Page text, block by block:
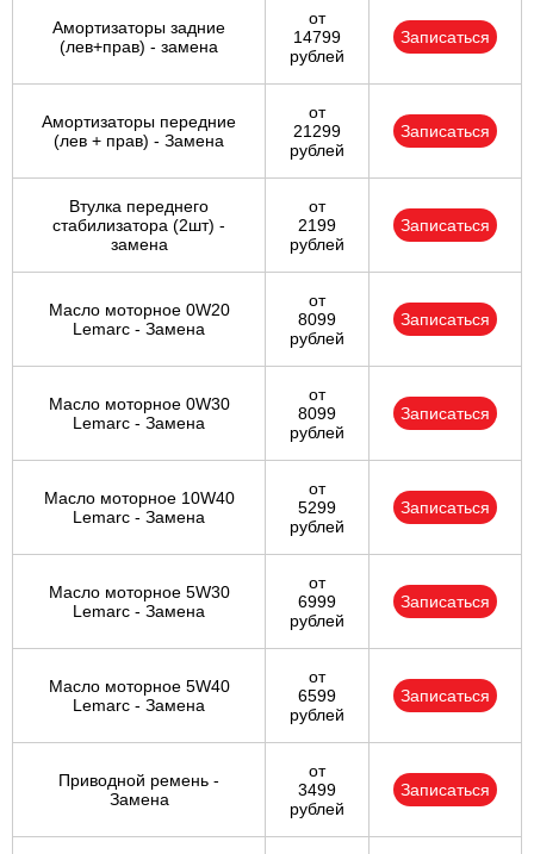
Амортизаторы задние
(лев+прав) - замена
от
14799
рублей
Записаться
Амортизаторы передние
(лев + прав) - Замена
от
21299
рублей
Записаться
Втулка переднего
стабилизатора (2шт) -
замена
от
2199
рублей
Записаться
Масло моторное 0W20
Lemarc - Замена
от
8099
рублей
Записаться
Масло моторное 0W30
Lemarc - Замена
от
8099
рублей
Записаться
Масло моторное 10W40
Lemarc - Замена
от
5299
рублей
Записаться
Масло моторное 5W30
Lemarc - Замена
от
6999
рублей
Записаться
Масло моторное 5W40
Lemarc - Замена
от
6599
рублей
Записаться
Приводной ремень -
Замена
от
3499
рублей
Записаться